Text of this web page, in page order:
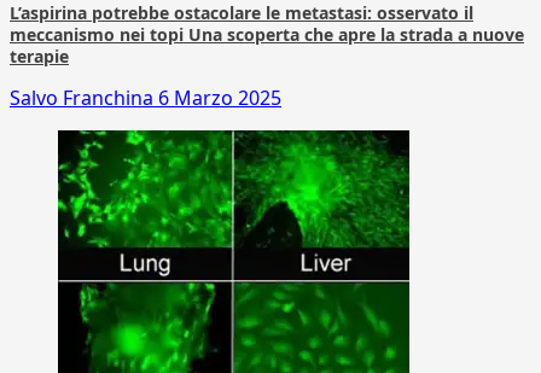
L’aspirina potrebbe ostacolare le metastasi: osservato il
meccanismo nei topi Una scoperta che apre la strada a nuove
terapie
Salvo Franchina 6 Marzo 2025